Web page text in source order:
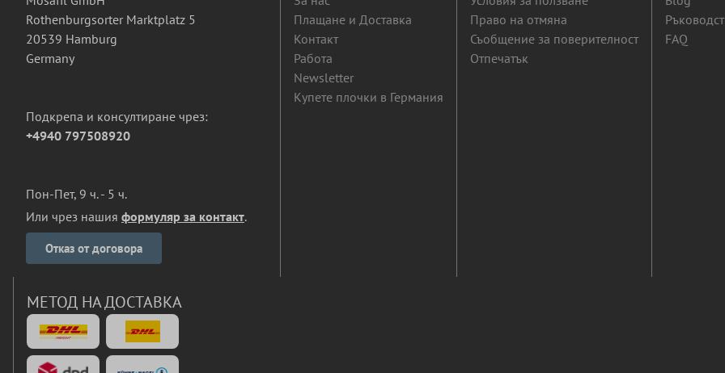
Rothenburgsorter Marktplatz 5
20539 Hamburg
Germany
Подкрепа и консултиране чрез:
+4940 797508920
Пон-Пет, 9 ч. - 5 ч.
Или чрез нашия формуляр за контакт.
Отказ от договора
Плащане и Доставка
Контакт
Работа
Newsletter
Купете плочки в Германия
Право на отмяна
Съобщение за поверителност
Отпечатък
FAQ
МЕТОД НА ДОСТАВКА